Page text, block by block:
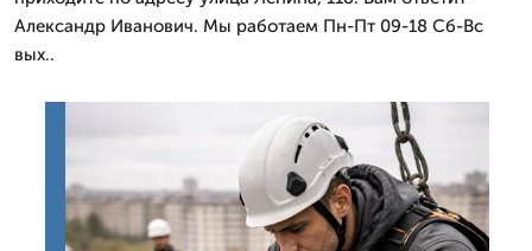
Александр Иванович. Мы работаем Пн-Пт 09-18 Сб-Вс
вых..